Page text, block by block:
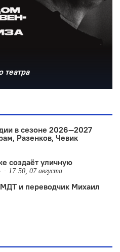
театра
в сезоне 2026—2027
Разенков, Чевик
создаëт уличную
17:50, 07 августа
и переводчик Михаил